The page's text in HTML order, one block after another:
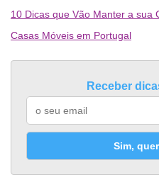
10 Dicas que Vão Manter a sua
Casas Móveis em Portugal
Receber
Sim,